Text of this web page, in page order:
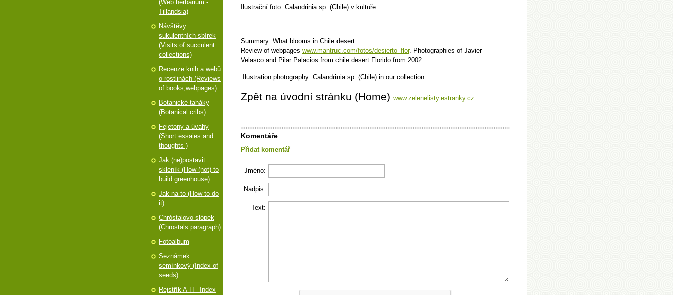
Ilustrační foto: Calandrinia sp. (Chile) v kultuře
Summary: What blooms in Chile desert
Review of webpages www.mantruc.com/fotos/desierto_flor. Photographies of Javier
Velasco and Pilar Palacios from chile desert Florido from 2002.
Ilustration photography: Calandrinia sp. (Chile) in our collection
Zpět na úvodní stránku (Home) www.zelenelisty.estranky.cz
Komentáře
Přidat komentář
Jméno:
Nadpis:
Text:
(Web herbarium -
Tillandsia)
Návštěvy
sukulentních sbírek
(Visits of succulent
collections)
Recenze knih a webů
o rostlinách (Reviews
of books,webpages)
Botanické taháky
(Botanical cribs)
Fejetony a úvahy
(Short essaies and
thoughts )
Jak (ne)postavit
skleník (How (not) to
build greenhouse)
Jak na to (How to do
it)
Chróstalovo slópek
(Chrostals paragraph)
Fotoalbum
Seznámek
semínkový (Index of
seeds)
Rejstřík A-H - Index